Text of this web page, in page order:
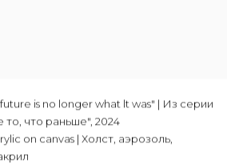
is no longer what lt was" | Из серии
то, что раньше", 2024
on canvas | Холст, аэрозоль,